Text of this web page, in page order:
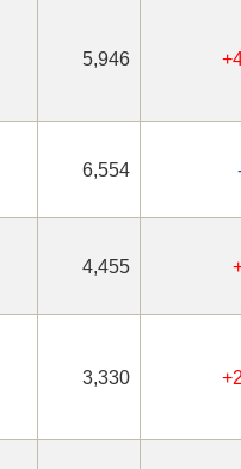
5,946
6,554
4,455
3,330